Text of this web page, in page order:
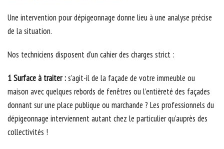
Une intervention pour dépigeonnage donne lieu à une analyse précise
de la situation.
Nos techniciens disposent d’un cahier des charges strict :
1 Surface à traiter :s’agit-il de la façade de votre immeuble ou
maison avec quelques rebords de fenêtres ou l’entièreté des façades
donnant sur une place publique ou marchande ? Les professionnels du
dépigeonnage interviennent autant chez le particulier qu’auprès des
collectivités !